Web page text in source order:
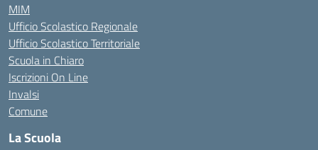
MIM
Ufficio Scolastico Regionale
Ufficio Scolastico Territoriale
Scuola in Chiaro
Iscrizioni On Line
Invalsi
Comune
La Scuola